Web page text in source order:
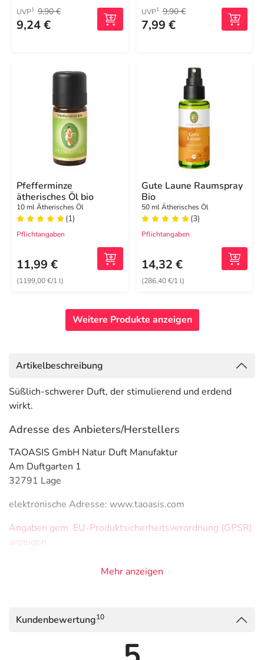
UVP1 9,90 €
9,24 €
UVP1 9,90 €
7,99 €
Pfefferminze
ätherisches Öl bio
10 ml Ätherisches Öl
(1)
Pflichtangaben
11,99 €
(1199,00 €/1 l)
Gute Laune Raumspray
Bio
50 ml Ätherisches Öl
(3)
Pflichtangaben
14,32 €
(286,40 €/1 l)
Weitere Produkte anzeigen
Artikelbeschreibung
Süßlich-schwerer Duft, der stimulierend und erdend
wirkt.
Adresse des Anbieters/Herstellers
TAOASIS GmbH Natur Duft Manufaktur
Am Duftgarten 1
32791 Lage
elektronische Adresse: www.taoasis.com
Angaben gem. EU-Produktsicherheitsverordnung (GPSR)
anzeigen
Mehr anzeigen
Kundenbewertung10